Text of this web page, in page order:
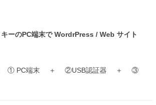
ーのPC端末で WordrPress / Web サイト
① PC端末 ＋ ②USB認証器 ＋ ③